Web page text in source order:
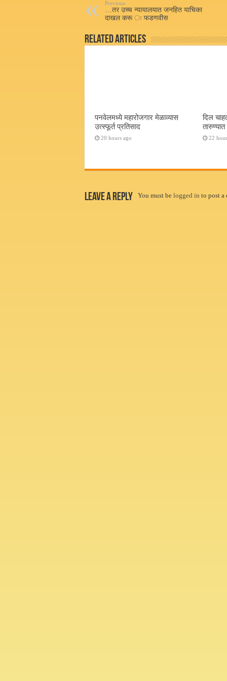
pp
Previous
…तर उच्च न्यायालयात जनहित याचिका
दाखल करू ः फडणवीस
Related Articles
पनवेलमध्ये महारोजगार मेळाव्यास
उत्स्फूर्त प्रतिसाद
20 hours ago
दिल
22
Leave a Reply You must be logged in to post a